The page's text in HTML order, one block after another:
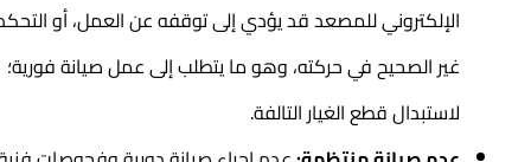
الإلكتروني للمصعد قد يؤدي إلى توقفه عن العمل، أو التحكم
غير الصحيح في حركته، وهو ما يتطلب إلى عمل صيانة فورية؛
لاستبدال قطع الغيار التالفة.